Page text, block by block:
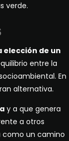
verde.
elección de un
entre la
En
alternativa.
y a que genera
a otros
como un camino